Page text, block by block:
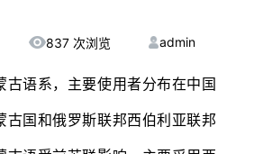
837 次浏览 admin
语系，主要使用者分布在中国
古国和俄罗斯联邦西伯利亚联邦